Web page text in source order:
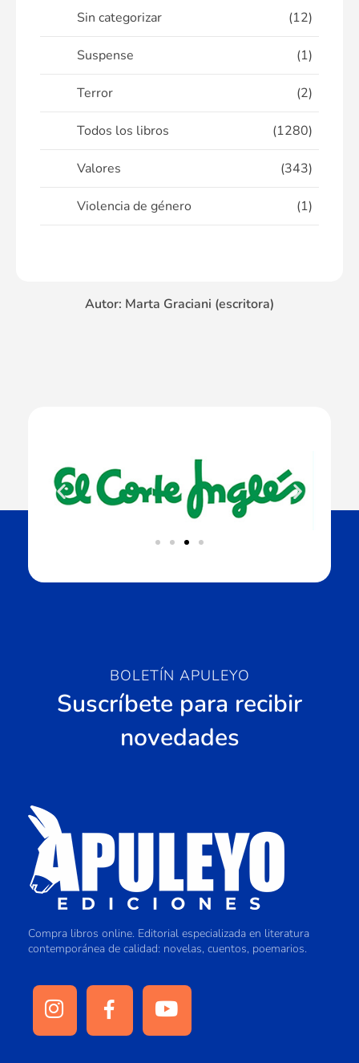
Sin categorizar (12)
Suspense (1)
Terror (2)
Todos los libros (1280)
Valores (343)
Violencia de género (1)
Autor: Marta Graciani (escritora)
BOLETÍN APULEYO
Suscríbete para recibir
novedades
Compra libros online. Editorial especializada en literatura
contemporánea de calidad: novelas, cuentos, poemarios.